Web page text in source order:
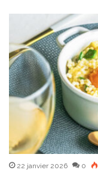
22 janvier 2026 0